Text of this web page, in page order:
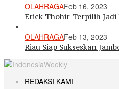
OLAHRAGAFeb 16, 2023
Erick Thohir Terpilih
OLAHRAGAFeb 13, 2023
Riau Siap Sukseskan
REDAKSI KAMI